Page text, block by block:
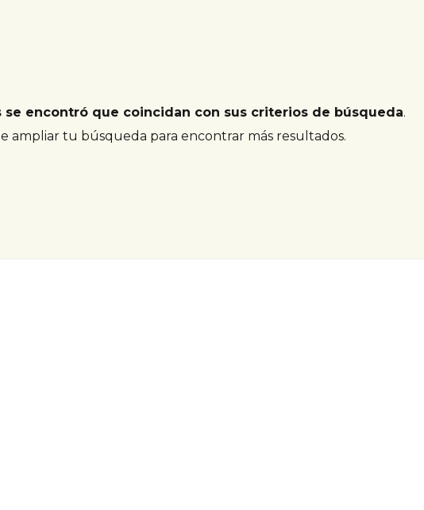
se encontró que coincidan con sus criterios de búsqueda.
ampliar tu búsqueda para encontrar más resultados.